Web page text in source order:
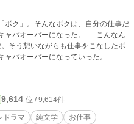
ボク」。そんなボクは、自分の仕事だ
ャパオーバーになった。──こんなん
そう想いながらも仕事をこなしたボ
パオーバーになっていった。
9,614 位 / 9,614件
ドラマ 純文学 お仕事